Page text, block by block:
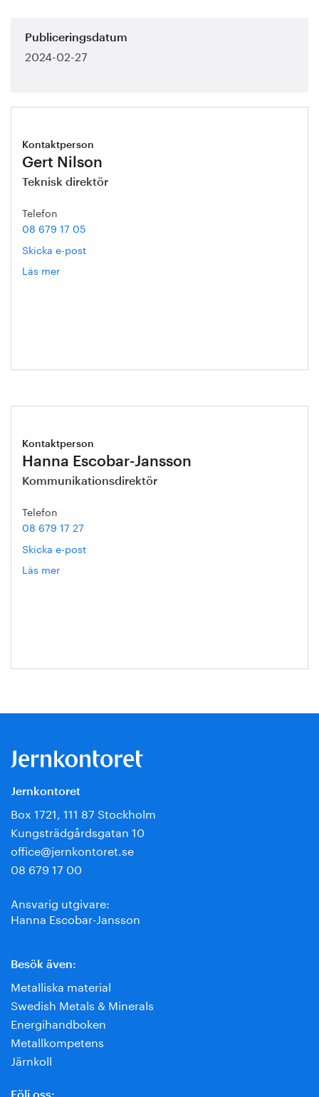
Publiceringsdatum
2024-02-27
Kontaktperson
Gert Nilson
Teknisk direktör
Telefon
08 679 17 05
Skicka e-post
Läs mer
Kontaktperson
Hanna Escobar-Jansson
Kommunikationsdirektör
Telefon
08 679 17 27
Skicka e-post
Läs mer
Jernkontoret
Box 1721, 111 87 Stockholm
Kungsträdgårdsgatan 10
office@jernkontoret.se
08 679 17 00
Ansvarig utgivare:
Hanna Escobar-Jansson
Besök även:
Metalliska material
Swedish Metals & Minerals
Energihandboken
Metallkompetens
Järnkoll